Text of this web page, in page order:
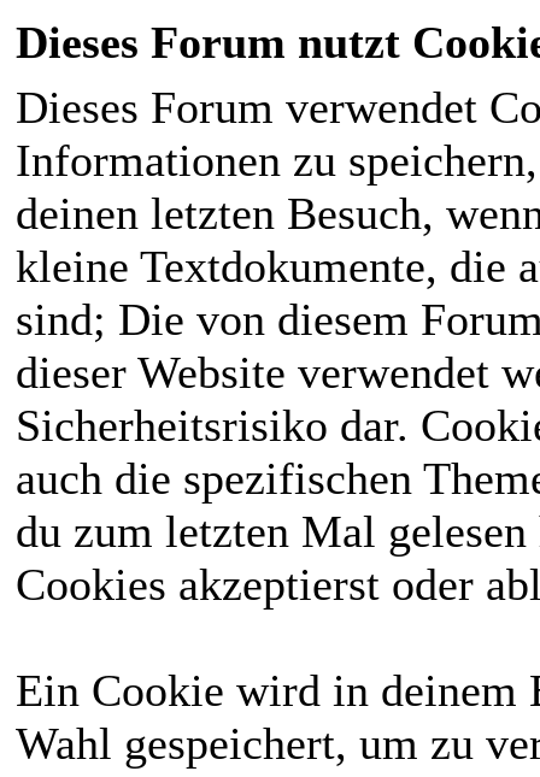
Dieses Forum nutzt
Dieses Forum verwendet
Informationen zu
deinen letzten Besuch,
kleine Textdokumente, die
sind; Die von diesem
dieser Website verwendet
Sicherheitsrisiko dar.
auch die spezifischen
du zum letzten Mal
Cookies akzeptierst oder
Ein Cookie wird in deinem
Wahl gespeichert, um zu